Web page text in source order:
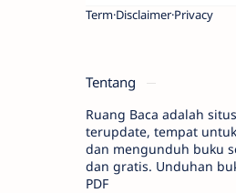
Term Disclaimer Privacy
Tentang
Ruang Baca adalah
terupdate, tempat
dan mengunduh buku
dan gratis. Unduhan
PDF